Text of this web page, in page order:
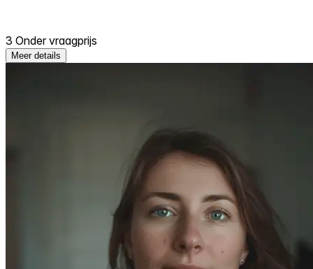
3 Onder vraagprijs
Meer details